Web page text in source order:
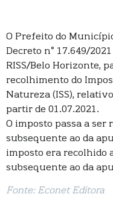
O Prefeito do
Decreto n° 17.649/
RISS/Belo Horizonte,
recolhimento do
Natureza (ISS),
partir de 01.07.2021.
O imposto passa a ser
subsequente ao da
imposto era recolhido
subsequente ao da
Fonte: Econet Editora